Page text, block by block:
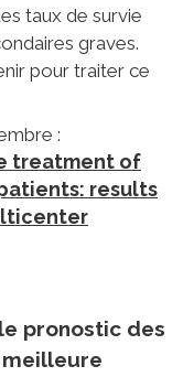
taux de survie
graves.
pour traiter ce
:
treatment of
results
pronostic des